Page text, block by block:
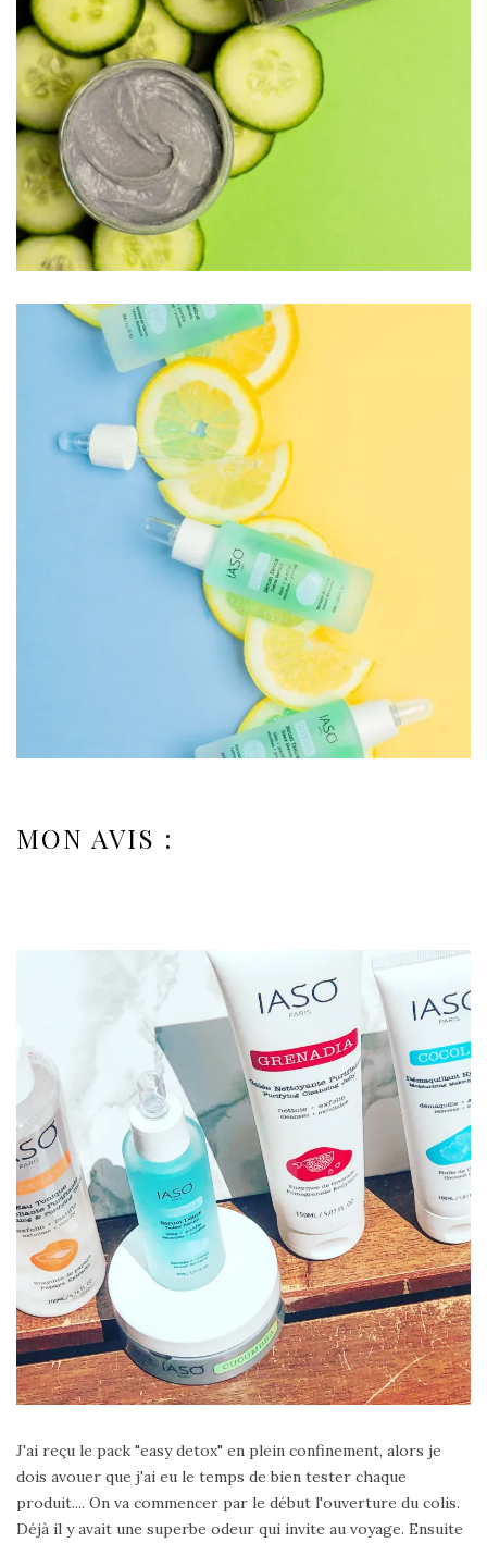
MON AVIS :
J'ai reçu le pack "easy detox" en plein confinement, alors je
dois avouer que j'ai eu le temps de bien tester chaque
produit.... On va commencer par le début l'ouverture du colis.
Déjà il y avait une superbe odeur qui invite au voyage. Ensuite